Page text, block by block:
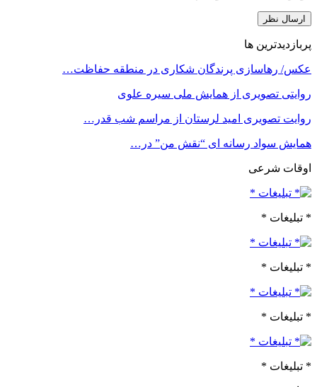
پربازدیدترین ها
عکس/ رهاسازی پرندگان شکاری در منطقه حفاظت…
روایتی تصویری از همایش ملی سیره علوی
روایت تصویری امید لرستان از مراسم شب قدر…
همایش سواد رسانه ای “نقش من” در…
اوقات شرعی
* تبلیغات *
* تبلیغات *
* تبلیغات *
* تبلیغات *